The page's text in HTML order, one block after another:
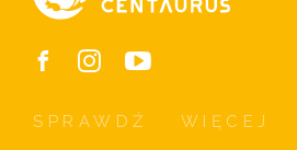
SPRAWDŹ WIĘCEJ